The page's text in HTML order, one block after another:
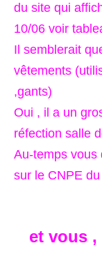
du site qui
10/06 voir
Il semblerait
vêtements
,gants)
Oui , il a un
réfection salle
Au-temps vous
sur le CNPE
et vous